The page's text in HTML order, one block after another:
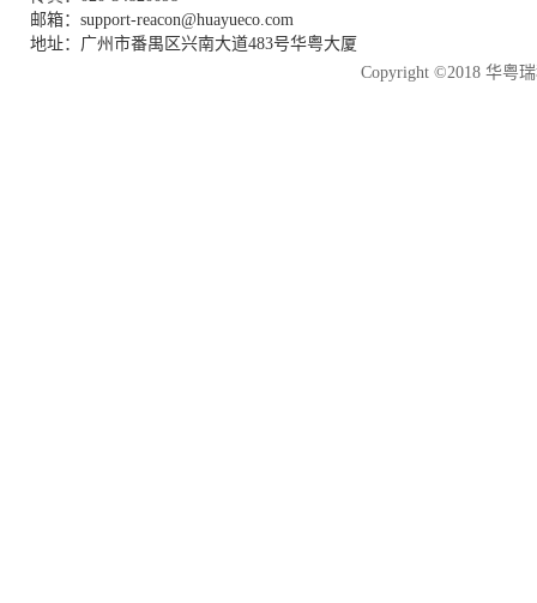
邮箱：support-reacon@huayueco.com
地址：广州市番禺区兴南大道483号华粤大厦
Copyright ©2018 华粤